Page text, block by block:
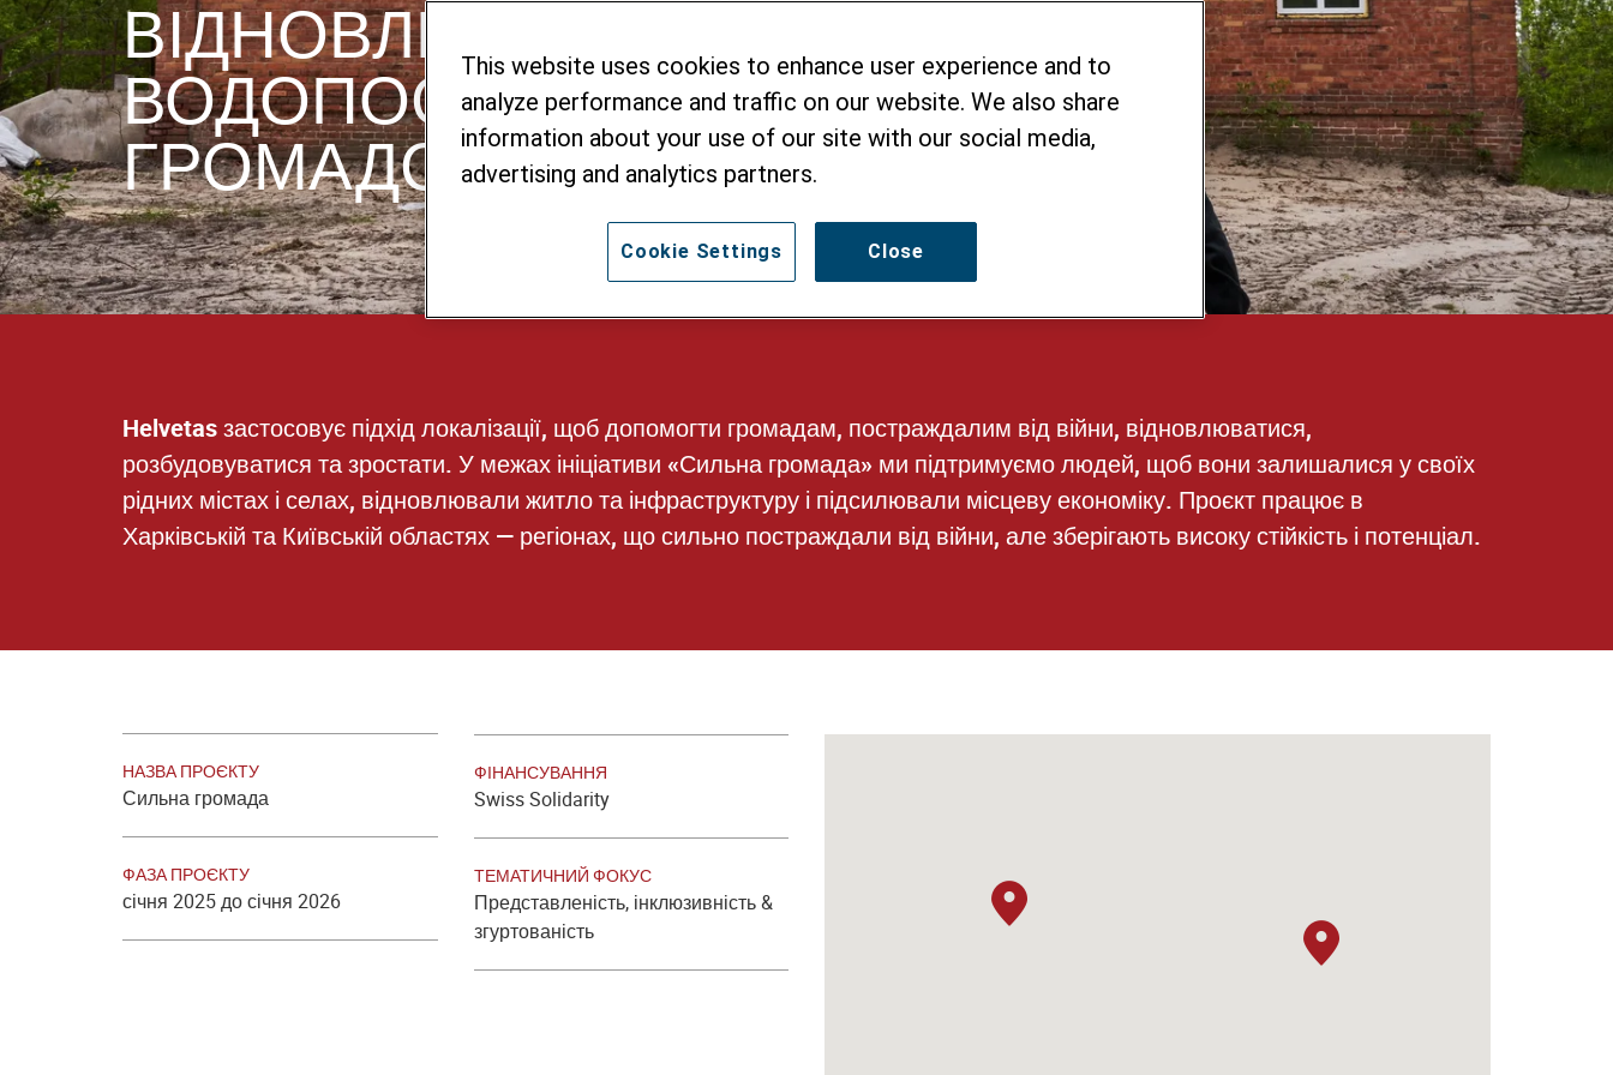
ВІДНОВЛЕННЯ ЖИТЛА,
ВОДОПОСТАЧАННЯ ТА
ГРОМАДСЬКОЇ ІНФРАСТРУКТУРИ
Helvetas застосовує підхід локалізації, щоб допомогти громадам, постраждалим від війни, відновлюватися,
розбудовуватися та зростати. У межах ініціативи «Сильна громада» ми підтримуємо людей, щоб вони залишалися у своїх
рідних містах і селах, відновлювали житло та інфраструктуру і підсилювали місцеву економіку. Проєкт працює в
Харківській та Київській областях — регіонах, що сильно постраждали від війни, але зберігають високу стійкість і потенціал.
НАЗВА ПРОЄКТУ
Сильна громада
ФАЗА ПРОЄКТУ
січня 2025 до січня 2026
ФІНАНСУВАННЯ
Swiss Solidarity
ТЕМАТИЧНИЙ ФОКУС
Представленість, інклюзивність &
згуртованість
This website uses cookies to enhance user experience and to
analyze performance and traffic on our website. We also share
information about your use of our site with our social media,
advertising and analytics partners.
Close
Cookie Settings